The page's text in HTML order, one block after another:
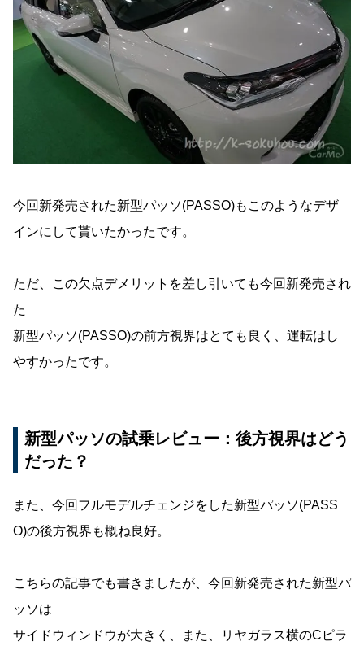
今回新発売された新型パッソ(PASSO)もこのようなデザ
インにして貰いたかったです。
ただ、この欠点デメリットを差し引いても今回新発売され
た
新型パッソ(PASSO)の前方視界はとても良く、運転はし
やすかったです。
新型パッソの試乗レビュー：後方視界はどう
だった？
また、今回フルモデルチェンジをした新型パッソ(PASS
O)の後方視界も概ね良好。
こちらの記事でも書きましたが、今回新発売された新型パ
ッソは
サイドウィンドウが大きく、また、リヤガラス横のCピラ